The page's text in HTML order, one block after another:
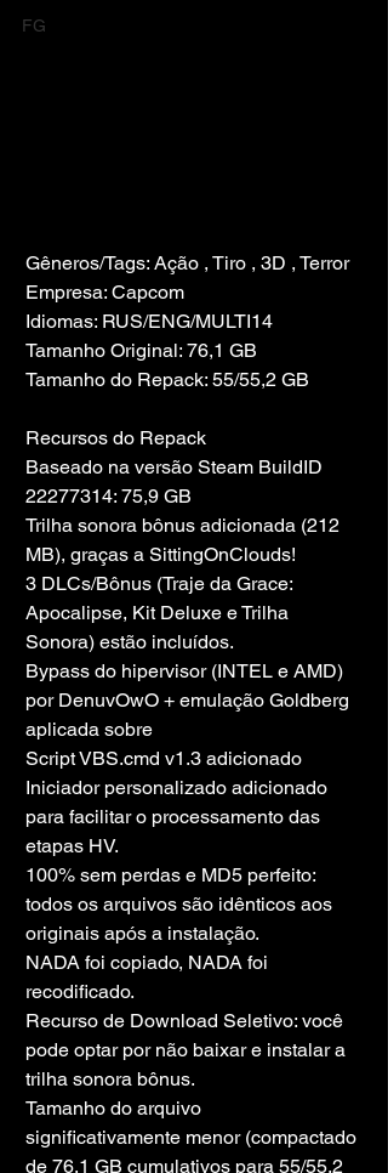
FG
Gêneros/Tags: Ação , Tiro , 3D , Terror
Empresa: Capcom
Idiomas: RUS/ENG/MULTI14
Tamanho Original: 76,1 GB
Tamanho do Repack: 55/55,2 GB
Recursos do Repack
Baseado na versão Steam BuildID
22277314: 75,9 GB
Trilha sonora bônus adicionada (212
MB), graças a SittingOnClouds!
3 DLCs/Bônus (Traje da Grace:
Apocalipse, Kit Deluxe e Trilha
Sonora) estão incluídos.
Bypass do hipervisor (INTEL e AMD)
por DenuvOwO + emulação Goldberg
aplicada sobre
Script VBS.cmd v1.3 adicionado
Iniciador personalizado adicionado
para facilitar o processamento das
etapas HV.
100% sem perdas e MD5 perfeito:
todos os arquivos são idênticos aos
originais após a instalação.
NADA foi copiado, NADA foi
recodificado.
Recurso de Download Seletivo: você
pode optar por não baixar e instalar a
trilha sonora bônus.
Tamanho do arquivo
significativamente menor (compactado
de 76,1 GB cumulativos para 55/55,2